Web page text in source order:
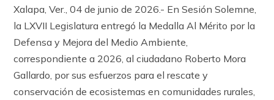
Xalapa, Ver., 04 de junio de 2026.- En Sesión Solemne,
la LXVII Legislatura entregó la Medalla Al Mérito por la
Defensa y Mejora del Medio Ambiente,
correspondiente a 2026, al ciudadano Roberto Mora
Gallardo, por sus esfuerzos para el rescate y
conservación de ecosistemas en comunidades rurales,